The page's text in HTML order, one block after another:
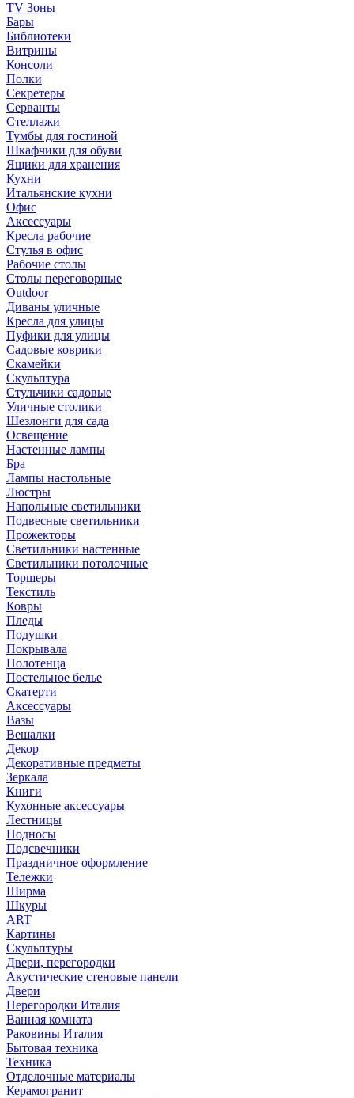
TV Зоны
Бары
Библиотеки
Витрины
Консоли
Полки
Секретеры
Серванты
Стеллажи
Тумбы для гостиной
Шкафчики для обуви
Ящики для хранения
Кухни
Итальянские кухни
Офис
Аксессуары
Кресла рабочие
Стулья в офис
Рабочие столы
Столы переговорные
Outdoor
Диваны уличные
Кресла для улицы
Пуфики для улицы
Садовые коврики
Скамейки
Скульптура
Стульчики садовые
Уличные столики
Шезлонги для сада
Освещение
Hастенные лампы
Бра
Лампы настольные
Люстры
Напольные светильники
Подвесные светильники
Прожекторы
Светильники настенные
Светильники потолочные
Торшеры
Текстиль
Ковры
Пледы
Подушки
Покрывала
Полотенца
Постельное белье
Скатерти
Аксессуары
Вазы
Вешалки
Декор
Декоративные предметы
Зеркала
Книги
Кухонные аксессуары
Лестницы
Подносы
Подсвечники
Праздничное оформление
Тележки
Ширма
Шкуры
ART
Картины
Скульптуры
Двери, перегородки
Акустические стеновые панели
Двери
Перегородки Италия
Ванная комната
Раковины Италия
Бытовая техника
Техника
Отделочные материалы
Керамогранит